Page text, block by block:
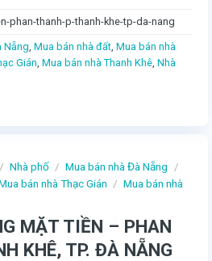
/ Nhà phố / Mua bán nhà Đà Nẵng
/
bán nhà Thạc Gián / Mua bán nhà
MẶT TIỀN – PHAN
KHÊ, TP. ĐÀ NẴNG
phan-thanh-p-thanh-khe-tp-da-nang
Nẵng, Mua bán nhà đất, Mua bán nhà
Gián, Mua bán nhà Thanh Khê, Nhà